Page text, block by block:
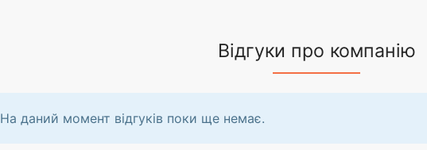
Відгуки про компанію
На даний момент відгуків поки ще немає.